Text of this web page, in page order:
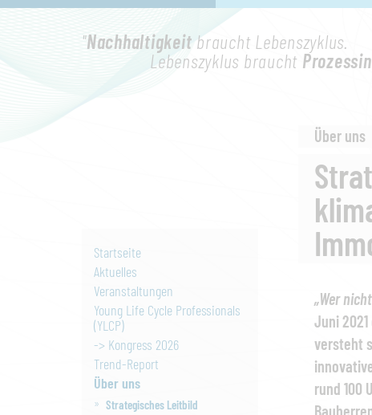
"Nachhaltigkeit braucht Lebenszyklus.
Lebenszyklus braucht
Startseite
Aktuelles
Veranstaltungen
Young Life Cycle Professionals
(YLCP)
-> Kongress 2026
Trend-Report
Über uns
Strategisches Leitbild
Über uns
„Wer
Juni
versteht
rund 100